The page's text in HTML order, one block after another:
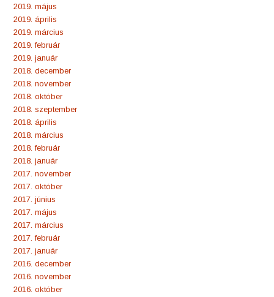
2019. május
2019. április
2019. március
2019. február
2019. január
2018. december
2018. november
2018. október
2018. szeptember
2018. április
2018. március
2018. február
2018. január
2017. november
2017. október
2017. június
2017. május
2017. március
2017. február
2017. január
2016. december
2016. november
2016. október